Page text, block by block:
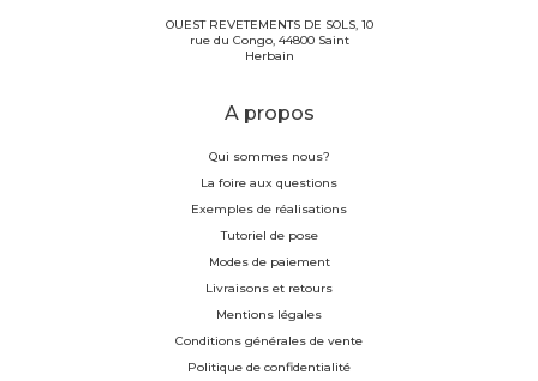
OUEST REVETEMENTS DE SOLS, 10
rue du Congo, 44800 Saint
Herbain
A propos
Qui sommes nous?
La foire aux questions
Exemples de réalisations
Tutoriel de pose
Modes de paiement
Livraisons et retours
Mentions légales
Conditions générales de vente
Politique de confidentialité